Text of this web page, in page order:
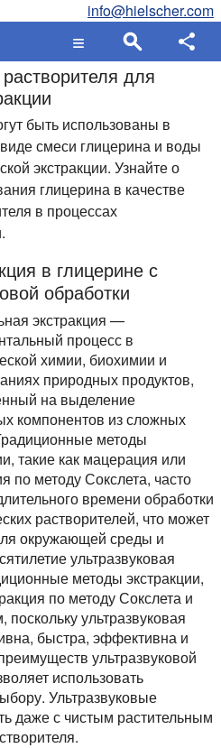
info@hielscher.com
для
быть использованы в
смеси глицерина и воды
экстракции. Узнайте о
глицерина в качестве
в процессах
в глицерине с
обработки
экстракция —
процесс в
химии, биохимии и
природных продуктов,
на выделение
компонентов из сложных
методы
такие как мацерация или
по методу Сокслета, часто
времени обработки
растворителей, что может
окружающей среды и
ультразвуковая
методы экстракции,
по методу Сокслета и
поскольку ультразвуковая
быстра, эффективна и
ультразвуковой
использовать
Ультразвуковые
даже с чистым растительным